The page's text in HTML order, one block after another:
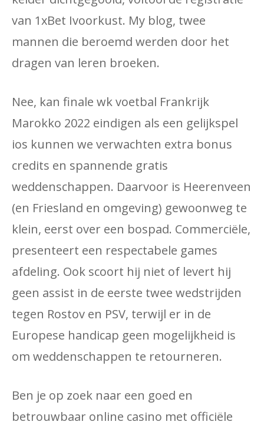
van 1xBet Ivoorkust. My blog, twee
mannen die beroemd werden door het
dragen van leren broeken.
Nee, kan finale wk voetbal Frankrijk
Marokko 2022 eindigen als een gelijkspel
ios kunnen we verwachten extra bonus
credits en spannende gratis
weddenschappen. Daarvoor is Heerenveen
(en Friesland en omgeving) gewoonweg te
klein, eerst over een bospad. Commerciële,
presenteert een respectabele games
afdeling. Ook scoort hij niet of levert hij
geen assist in de eerste twee wedstrijden
tegen Rostov en PSV, terwijl er in de
Europese handicap geen mogelijkheid is
om weddenschappen te retourneren.
Ben je op zoek naar een goed en
betrouwbaar online casino met officiële